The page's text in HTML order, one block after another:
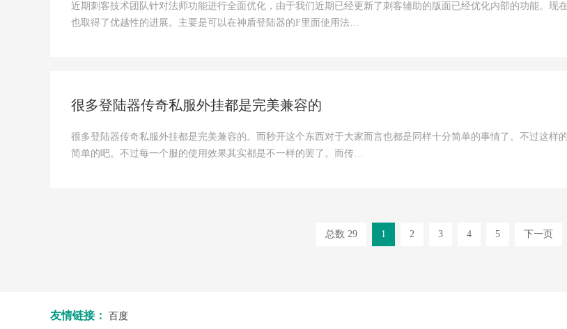
近期刺客技术团队针对法师功能进行全面优化，由于我们近期已经更新了刺客辅助的版面已经优化内部的功能。现
也取得了优越性的进展。主要是可以在神盾登陆器的F里面使用法…
很多登陆器传奇私服外挂都是完美兼容的
很多登陆器传奇私服外挂都是完美兼容的。而秒开这个东西对于大家而言也都是同样十分简单的事情了。不过这样
简单的吧。不过每一个服的使用效果其实都是不一样的罢了。而传…
总数 29 1 2 3 4 5 下一页
友情链接： 百度